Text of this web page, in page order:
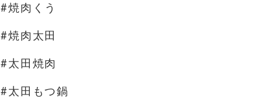
#焼肉くう
#焼肉太田
#太田焼肉
#太田もつ鍋